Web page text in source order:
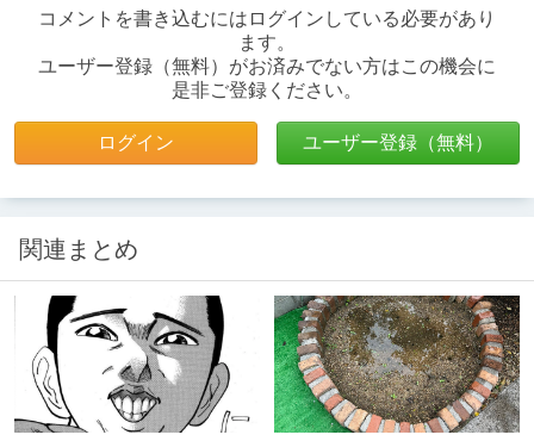
コメントを書き込むにはログインしている必要があり
ます。
ユーザー登録（無料）がお済みでない方はこの機会に
是非ご登録ください。
ログイン ユーザー登録（無料）
関連まとめ